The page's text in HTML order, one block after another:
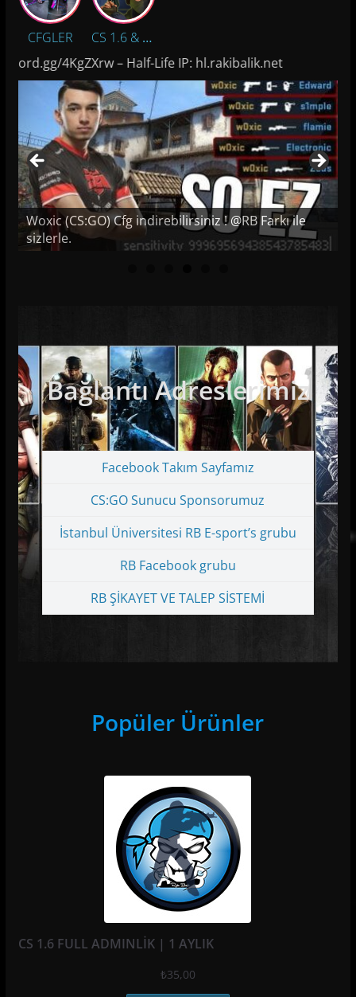
CFGLER
CS 1.6 & Half Life İndir!
4KgZXrw – Half-Life IP: hl.rakibalik.net
Woxic (CS:GO) Cfg indirebilirsiniz ! @RB Farkı ile
sizlerle.
Bağlantı Adreslerimiz
Facebook Takım Sayfamız
CS:GO Sunucu Sponsorumuz
İstanbul Üniversitesi RB E-sport’s grubu
RB Facebook grubu
RB ŞİKAYET VE TALEP SİSTEMİ
Popüler Ürünler
CS 1.6 FULL ADMINLİK | 1 AYLIK
₺35,00